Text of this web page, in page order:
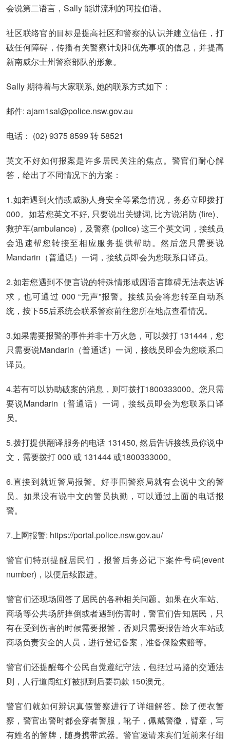
会说第二语言，Sally 能讲流利的阿拉伯语。
社区联络官的目标是提高社区和警察的认识并建立信任，打
破任何障碍，传播有关警察计划和优先事项的信息，并提高
新南威尔士州警察部队的形象。
Sally 期待着与大家联系, 她的联系方式如下：
邮件: ajam1sal@police.nsw.gov.au
电话： (02) 9375 8599 转 58521
英文不好如何报案是许多居民关注的焦点。警官们耐心解
答，给出了不同情况下的方案：
1.如若遇到火情或威胁人身安全等紧急情况，务必立即拨打
000。如若您英文不好, 只要说出关键词, 比方说消防 (fire)、
救护车(ambulance)，及警察 (police) 这三个英文词，接线员
会迅速帮您转接至相应服务提供帮助。然后您只需要说
Mandarin（普通话）一词，接线员即会为您联系口译员。
2.如若您遇到不便言说的特殊情形或因语言障碍无法表达诉
求，也可通过 000 “无声”报警。接线员会将您转至自动系
统，按下55后系统会联系警察前往您所在地点查看情况。
3.如果需要报警的事件并非十万火急，可以拨打 131444，您
只需要说Mandarin（普通话）一词，接线员即会为您联系口
译员。
4.若有可以协助破案的消息，则可拨打1800333000。您只需
要说Mandarin（普通话）一词，接线员即会为您联系口译
员。
5.拨打提供翻译服务的电话 131450, 然后告诉接线员你说中
文，需要拨打 000 或 131444 或1800333000。
6.直接到就近警局报警。好事围警察局就有会说中文的警
员。如果没有说中文的警员执勤，可以通过上面的电话报
警。
7.上网报警: https://portal.police.nsw.gov.au/
警官们特别提醒居民们，报警后务必记下案件号码(event
number)，以便后续跟进。
警官们还现场回答了居民的各种相关问题。如果在火车站、
商场等公共场所摔倒或者遇到伤害时，警官们告知居民，只
有在受到伤害的时候需要报警，否则只需要报告给火车站或
商场负责安全的人员，进行登记备案，准备保险索赔等。
警官们还提醒每个公民自觉遵纪守法，包括过马路的交通法
则，人行道闯红灯被抓到后要罚款 150澳元。
警官们就如何辨识真假警察进行了详细解答。除了便衣警
察，警官出警时都会穿者警服，靴子，佩戴警徽，臂章，写
有姓名的警牌，随身携带武器。警官邀请来宾们近前来仔细